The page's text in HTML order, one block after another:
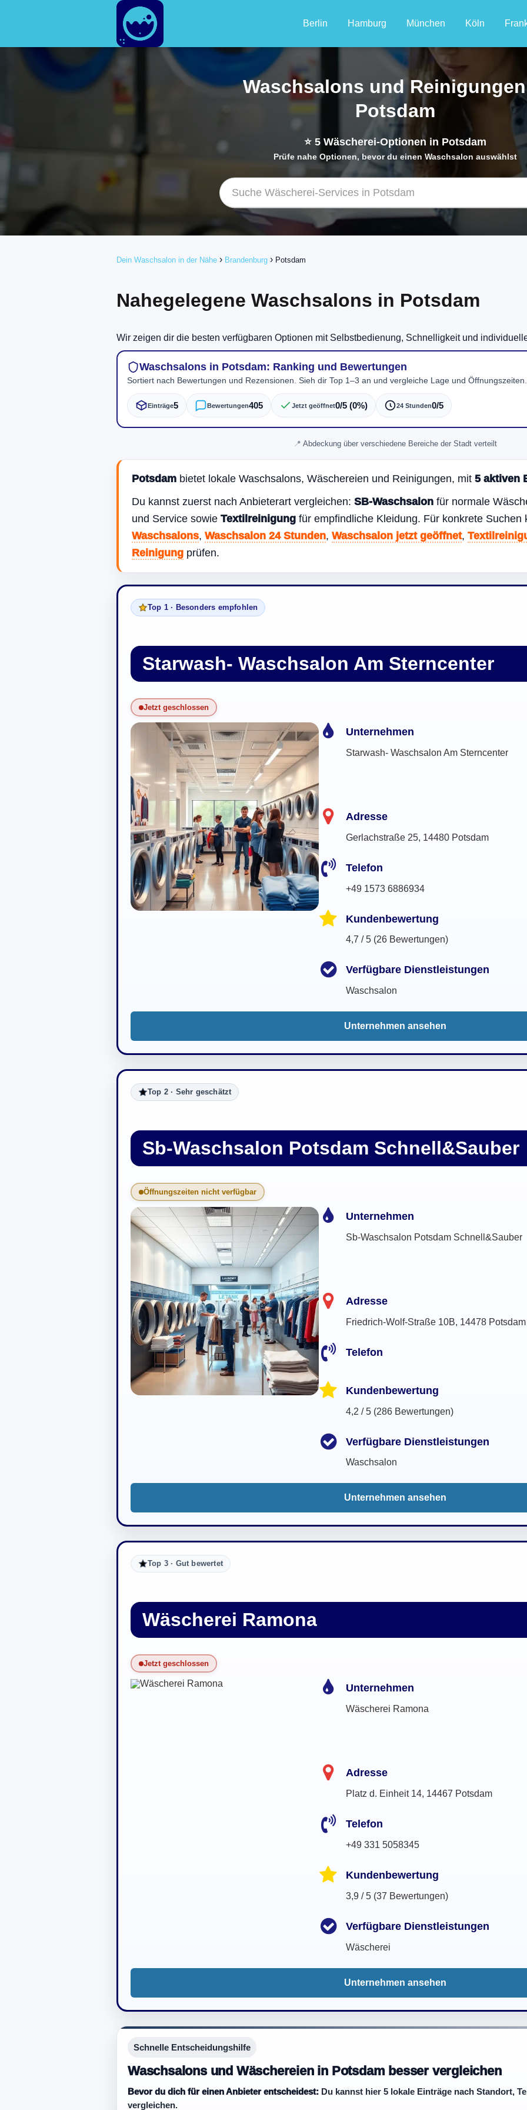
Berlin Hamburg München Köln
Waschsalons und
Potsdam
⭐ 5 Wäscherei-Optionen in Potsdam
Prüfe nahe Optionen, bevor du einen Waschsalon auswählst
Dein Waschsalon in der Nähe Brandenburg Potsdam
Nahegelegene Waschsalons in Potsdam
Wir zeigen dir die besten verfügbaren Optionen mit Selbstbedienung, Schnelligkeit und
Waschsalons in Potsdam: Ranking und Bewertungen
Sortiert nach Bewertungen und Rezensionen. Sieh dir Top 1–3 an und vergleiche Lage und Öffnungszeiten.
Einträge5 Bewertungen405 Jetzt geöffnet0/5 (0%) 24 Stunden0/5
Abdeckung über verschiedene Bereiche der Stadt verteilt
Potsdam bietet lokale Waschsalons, Wäschereien und Reinigungen, mit 5 aktiven
Du kannst zuerst nach Anbieterart vergleichen: SB-Waschsalon für normale
und Service sowie Textilreinigung für empfindliche Kleidung. Für konkrete
Waschsalons, Waschsalon 24 Stunden, Waschsalon jetzt geöffnet,
Reinigung prüfen.
Top 1 · Besonders empfohlen
Starwash- Waschsalon Am Sterncenter
Jetzt geschlossen
Unternehmen
Starwash- Waschsalon Am Sterncenter
Adresse
Gerlachstraße 25, 14480 Potsdam
Telefon
+49 1573 6886934
Kundenbewertung
4,7 / 5 (26 Bewertungen)
Verfügbare Dienstleistungen
Waschsalon
Unternehmen ansehen
Top 2 · Sehr geschätzt
Sb-Waschsalon Potsdam Schnell&Sauber
Öffnungszeiten nicht verfügbar
Unternehmen
Sb-Waschsalon Potsdam Schnell&Sauber
Adresse
Friedrich-Wolf-Straße 10B, 14478 Potsdam
Telefon
Kundenbewertung
4,2 / 5 (286 Bewertungen)
Verfügbare Dienstleistungen
Waschsalon
Unternehmen ansehen
Top 3 · Gut bewertet
Wäscherei Ramona
Jetzt geschlossen
Unternehmen
Wäscherei Ramona
Adresse
Platz d. Einheit 14, 14467 Potsdam
Telefon
+49 331 5058345
Kundenbewertung
3,9 / 5 (37 Bewertungen)
Verfügbare Dienstleistungen
Wäscherei
Unternehmen ansehen
Schnelle Entscheidungshilfe
Waschsalons und Wäschereien in Potsdam besser vergleichen
Bevor du dich für einen Anbieter entscheidest: Du kannst hier 5 lokale Einträge nach Standort,
vergleichen.